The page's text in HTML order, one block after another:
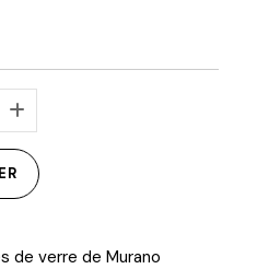
de verre de Murano